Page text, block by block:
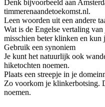
Denk bijvoorbeeld aan
timmerenaandetoekomst.nl.
Leen woorden uit een andere
Wat is de Engelse vertaling
misschien beter klinken en
Gebruik een synoniem
Je kunt het natuurlijk ook
hiketochten noemen.
Plaats een streepje in je
Zo voorkom je klinkerbotsing.
noemen.